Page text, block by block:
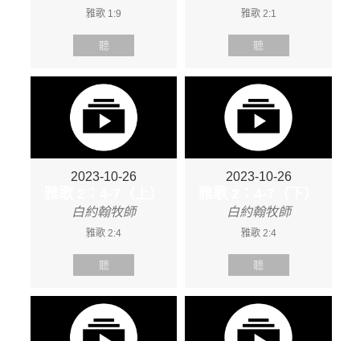
雅歌 1:9
聽
雅歌 2:1
聽
2023-10-26
白約翰牧師
雅歌 2:4
聽
2023-10-26
白約翰牧師
雅歌 2:4
聽